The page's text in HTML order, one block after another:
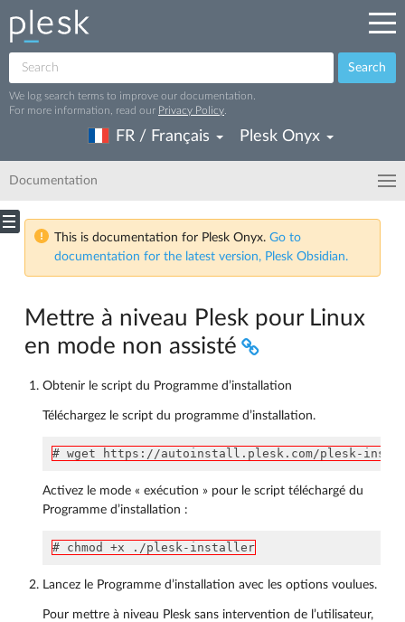
Search
We log search terms to improve our documentation.
For more information, read our Privacy Policy
FR / Français Plesk Onyx
Documentation
This is documentation for Plesk Onyx. Go to
documentation for the latest version, Plesk Obsidian.
Mettre à niveau Plesk pour Linux
en mode non assisté
Obtenir le script du Programme d’installation
Téléchargez le script du programme d’installation.
# wget https://autoinstall.plesk.com/plesk-
Activez le mode « exécution » pour le script téléchargé du
Programme d’installation :
# chmod +x ./plesk-installer
Lancez le Programme d’installation avec les options voulues.
Pour mettre à niveau Plesk sans intervention de l’utilisateur,